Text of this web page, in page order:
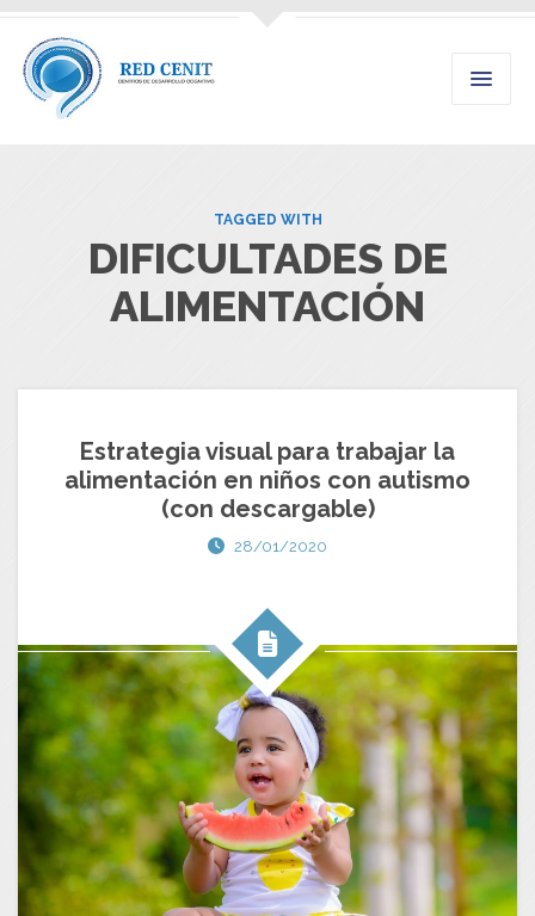
TAGGED WITH
DIFICULTADES DE
ALIMENTACIÓN
Estrategia visual para trabajar la
alimentación en niños con autismo
(con descargable)
28/01/2020